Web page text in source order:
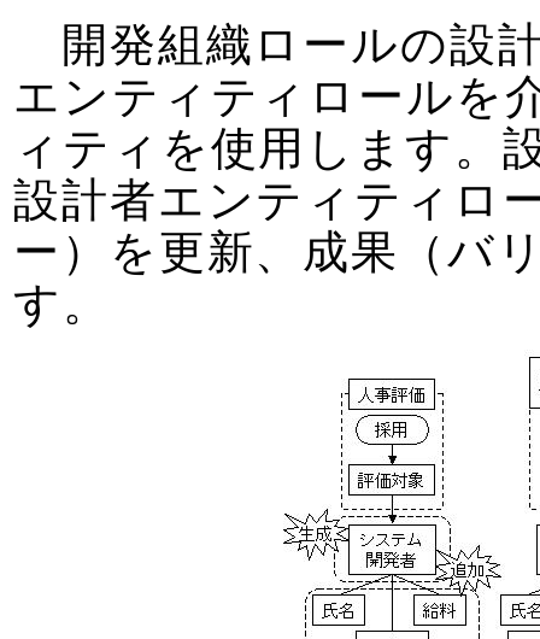
開発組織ロールの設
エンティティロールを
ィティを使用します。
設計者エンティティロ
ー）を更新、成果（バ
す。